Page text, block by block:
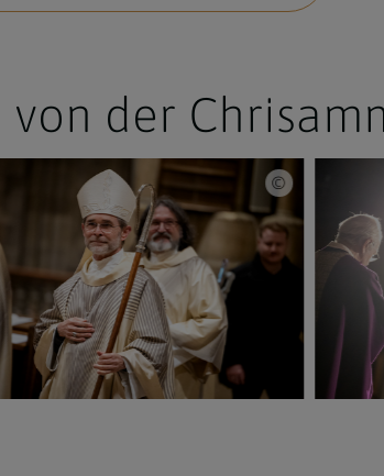
der
Schönlaub, Stephan Schönlaub Erzdiözese